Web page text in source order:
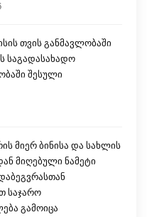
საგადასახადო
შესული
მიღებული ნამეტი
საჯარო
გამოიცა